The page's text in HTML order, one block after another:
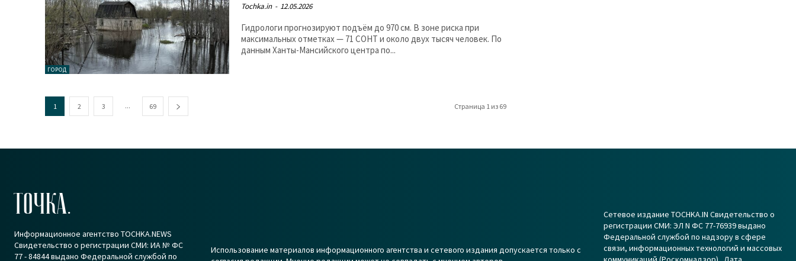
ГОРОД
Tochka.in - 12.05.2026
Гидрологи прогнозируют подъём до 970 см. В зоне риска при
максимальных отметках — 71 СОНТ и около двух тысяч человек. По
данным Ханты-Мансийского центра по...
1 2 3 ... 69 Страница 1 из 69
ТОЧКА.
Информационное агентство TOCHKA.NEWS
Свидетельство о регистрации СМИ: ИА № ФС
77 - 84844 выдано Федеральной службой по
Использование материалов информационного агентства и сетевого издания допускается только с
Сетевое издание TOCHKA.IN Свидетельство о
регистрации СМИ: ЭЛ N ФС 77-76939 выдано
Федеральной службой по надзору в сфере
связи, информационных технологий и массовых